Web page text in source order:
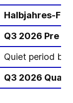
Halbjahres-
Q3 2026 Pre
Quiet period
Q3 2026